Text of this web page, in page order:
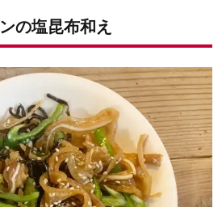
の塩昆布和え